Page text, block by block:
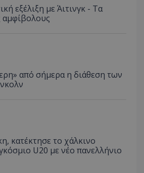
εξέλιξη με Άιτινγκ - Τα
αμφίβολους
από σήμερα η διάθεση των
κατέκτησε το χάλκινο
U20 με νέο πανελλήνιο